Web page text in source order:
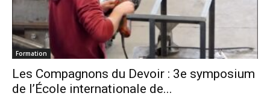
Formation
Les Compagnons du Devoir : 3e symposium
de l’École internationale de...